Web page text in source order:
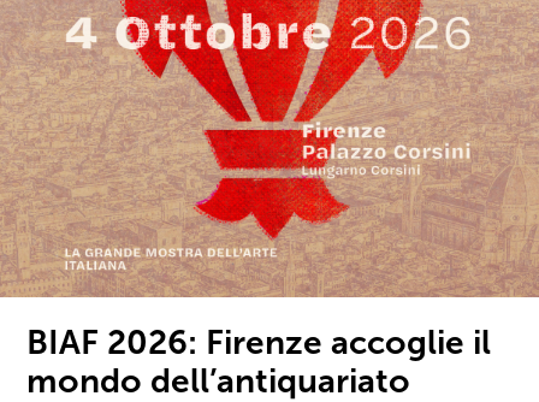
BIAF 2026: Firenze accoglie il
mondo dell’antiquariato